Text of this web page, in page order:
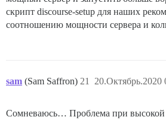
скрипт discourse-setup для наших
соотношению мощности сервера и
sam (Sam Saffron) 20.Октябрь.2020
21
Сомневаюсь… Проблема при высокой